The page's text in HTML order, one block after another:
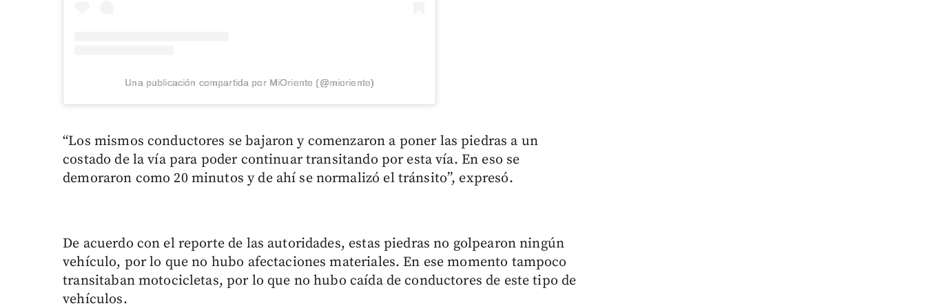
Una publicación compartida por MiOriente (@mioriente)
“Los mismos conductores se bajaron y comenzaron a poner las piedras a un
costado de la vía para poder continuar transitando por esta vía. En eso se
demoraron como 20 minutos y de ahí se normalizó el tránsito”, expresó.
De acuerdo con el reporte de las autoridades, estas piedras no golpearon ningún
vehículo, por lo que no hubo afectaciones materiales. En ese momento tampoco
transitaban motocicletas, por lo que no hubo caída de conductores de este tipo de
vehículos.